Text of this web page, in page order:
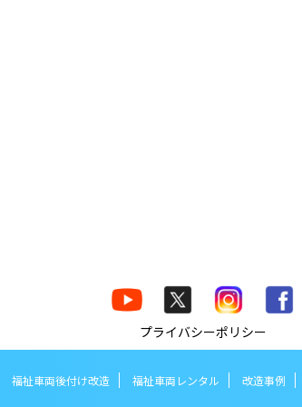
プライバシーポリシー
福祉車両後付け改造 福祉車両レンタル 改造事例